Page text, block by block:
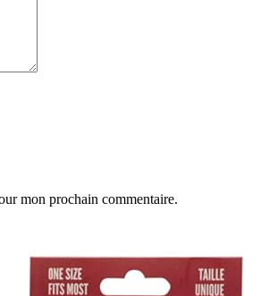
mon prochain commentaire.